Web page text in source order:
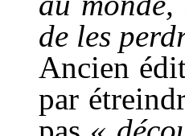
de les
Ancien
par